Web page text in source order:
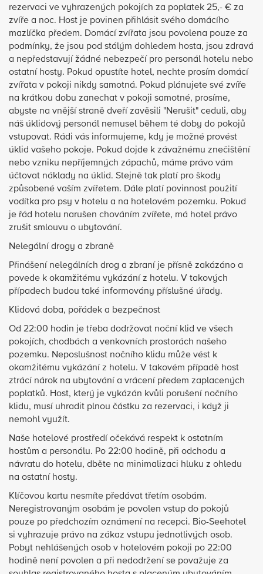
rezervaci ve vyhrazených pokojích za poplatek 25,- € za
zvíře a noc. Host je povinen přihlásit svého domácího
mazlíčka předem. Domácí zvířata jsou povolena pouze za
podmínky, že jsou pod stálým dohledem hosta, jsou zdravá
a nepředstavují žádné nebezpečí pro personál hotelu nebo
ostatní hosty. Pokud opustíte hotel, nechte prosím domácí
zvířata v pokoji nikdy samotná. Pokud plánujete své zvíře
na krátkou dobu zanechat v pokoji samotné, prosíme,
abyste na vnější straně dveří zavěsili "Nerušit" ceduli, aby
náš úklidový personál nemusel během té doby do pokojů
vstupovat. Rádi vás informujeme, kdy je možné provést
úklid vašeho pokoje. Pokud dojde k závažnému znečištění
nebo vzniku nepříjemných zápachů, máme právo vám
účtovat náklady na úklid. Stejně tak platí pro škody
způsobené vaším zvířetem. Dále platí povinnost použití
vodítka pro psy v hotelu a na hotelovém pozemku. Pokud
je řád hotelu narušen chováním zvířete, má hotel právo
zrušit smlouvu o ubytování.
Nelegální drogy a zbraně
Přinášení nelegálních drog a zbraní je přísně zakázáno a
povede k okamžitému vykázání z hotelu. V takových
případech budou také informovány příslušné úřady.
Klidová doba, pořádek a bezpečnost
Od 22:00 hodin je třeba dodržovat noční klid ve všech
pokojích, chodbách a venkovních prostorách našeho
pozemku. Neposlušnost nočního klidu může vést k
okamžitému vykázání z hotelu. V takovém případě host
ztrácí nárok na ubytování a vrácení předem zaplacených
poplatků. Host, který je vykázán kvůli porušení nočního
klidu, musí uhradit plnou částku za rezervaci, i když ji
nemohl využít.
Naše hotelové prostředí očekává respekt k ostatním
hostům a personálu. Po 22:00 hodině, při odchodu a
návratu do hotelu, dběte na minimalizaci hluku z ohledu
na ostatní hosty.
Klíčovou kartu nesmíte předávat třetím osobám.
Neregistrovaným osobám je povolen vstup do pokojů
pouze po předchozím oznámení na recepci. Bio-Seehotel
si vyhrazuje právo na zákaz vstupu jednotlivých osob.
Pobyt nehlášených osob v hotelovém pokoji po 22:00
hodině není povolen a při nedodržení se považuje za